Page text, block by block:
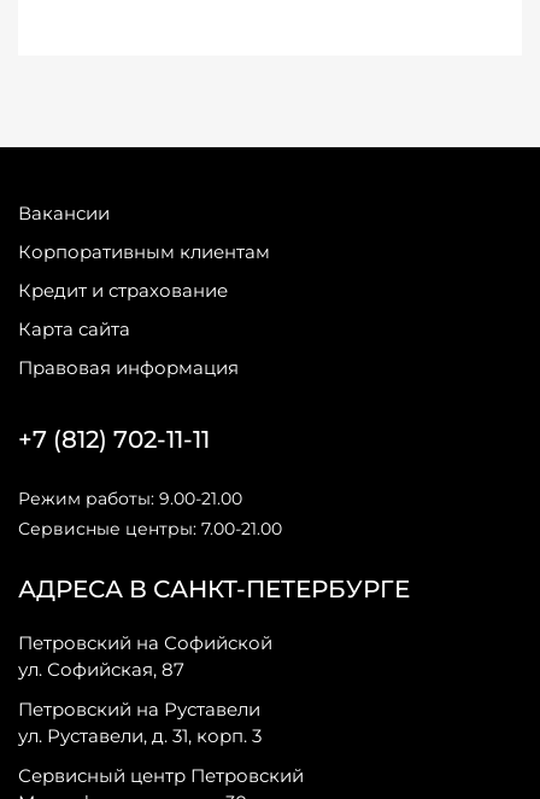
Вакансии
Корпоративным клиентам
Кредит и страхование
Карта сайта
Правовая информация
АДРЕСА В САНКТ-ПЕТЕРБУРГЕ
Петровский на Софийской
ул. Софийская, 87
Петровский на Руставели
ул. Руставели, д. 31, корп. 3
Сервисный центр Петровский
+7 (812) 702-11-11
Режим работы: 9.00-21.00
Сервисные центры: 7.00-21.00